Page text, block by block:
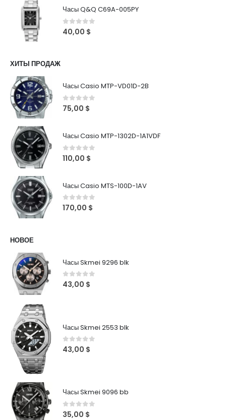
Часы Q&Q C69A-005PY
0 out of 5
40,00 $
ХИТЫ ПРОДАЖ
Часы Casio MTP-VD01D-2B
0out of 5
75,00 $
Часы Casio MTP-1302D-1A1VDF
0out of 5
110,00 $
Часы Casio MTS-100D-1AV
0out of 5
170,00 $
НОВОЕ
Часы Skmei 9296 blk
0 out of 5
43,00 $
Часы Skmei 2553 blk
0 out of 5
43,00 $
Часы Skmei 9096 bb
0out of 5
35,00 $